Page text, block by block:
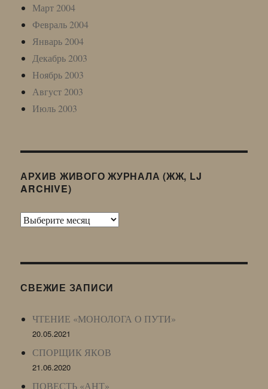
Март 2004
Февраль 2004
Январь 2004
Декабрь 2003
Ноябрь 2003
Август 2003
Июль 2003
АРХИВ ЖИВОГО ЖУРНАЛА (ЖЖ, LJ
ARCHIVE)
Архив
LJ
СВЕЖИЕ ЗАПИСИ
ЧТЕНИЕ «МОНОЛОГА О ПУТИ»
20.05.2021
СПОРЩИК ЯКОВ
21.06.2020
ПОВЕСТЬ «АНТ»